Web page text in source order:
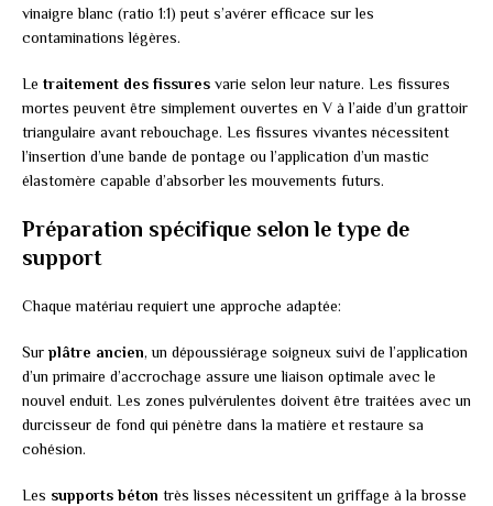
vinaigre blanc (ratio 1:1) peut s’avérer efficace sur les
contaminations légères.
Le traitement des fissures varie selon leur nature. Les fissures
mortes peuvent être simplement ouvertes en V à l’aide d’un grattoir
triangulaire avant rebouchage. Les fissures vivantes nécessitent
l’insertion d’une bande de pontage ou l’application d’un mastic
élastomère capable d’absorber les mouvements futurs.
Préparation spécifique selon le type de
support
Chaque matériau requiert une approche adaptée:
Sur plâtre ancien, un dépoussiérage soigneux suivi de l’application
d’un primaire d’accrochage assure une liaison optimale avec le
nouvel enduit. Les zones pulvérulentes doivent être traitées avec un
durcisseur de fond qui pénètre dans la matière et restaure sa
cohésion.
Les supports béton très lisses nécessitent un griffage à la brosse